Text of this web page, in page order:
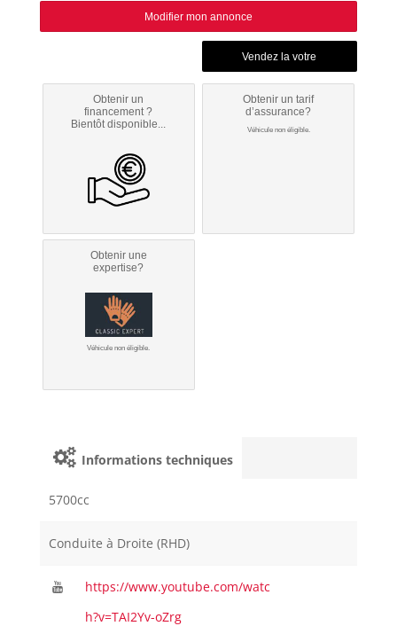
Modifier mon annonce
Obtenir un
financement ?
Bientôt disponible...
Obtenir un tarif
d’assurance?
Véhicule non éligible.
Obtenir une
expertise?
Véhicule non éligible.
Informations techniques
5700cc
Conduite à Droite (RHD)
https://www.youtube.com/watc
h?v=TAI2Yv-oZrg